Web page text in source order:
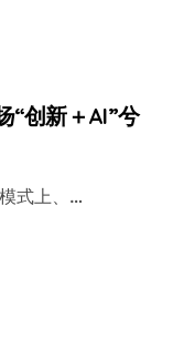
“创新＋AI”兮
式上、…